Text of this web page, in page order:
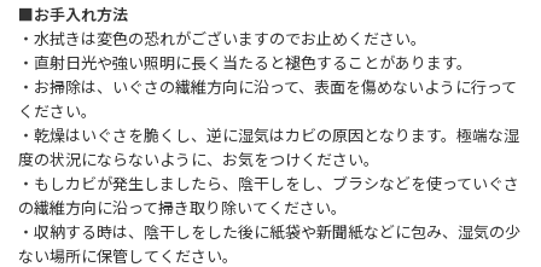
■お手入れ方法
・水拭きは変色の恐れがございますのでお止めください。
・直射日光や強い照明に長く当たると褪色することがあります。
・お掃除は、いぐさの繊維方向に沿って、表面を傷めないように行って
ください。
・乾燥はいぐさを脆くし、逆に湿気はカビの原因となります。極端な湿
度の状況にならないように、お気をつけください。
・もしカビが発生しましたら、陰干しをし、ブラシなどを使っていぐさ
の繊維方向に沿って掃き取り除いてください。
・収納する時は、陰干しをした後に紙袋や新聞紙などに包み、湿気の少
ない場所に保管してください。